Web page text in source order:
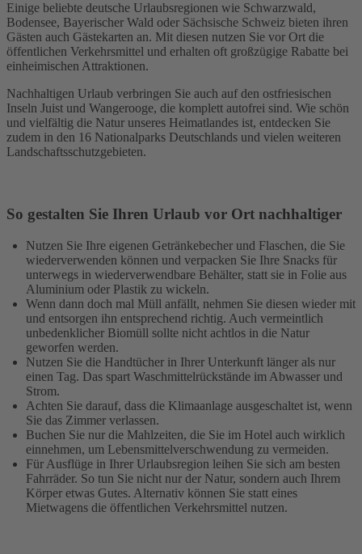
Einige beliebte deutsche Urlaubsregionen wie Schwarzwald,
Bodensee, Bayerischer Wald oder Sächsische Schweiz bieten ihren
Gästen auch Gästekarten an. Mit diesen nutzen Sie vor Ort die
öffentlichen Verkehrsmittel und erhalten oft großzügige Rabatte bei
einheimischen Attraktionen.
Nachhaltigen Urlaub verbringen Sie auch auf den ostfriesischen
Inseln Juist und Wangerooge, die komplett autofrei sind. Wie schön
und vielfältig die Natur unseres Heimatlandes ist, entdecken Sie
zudem in den 16 Nationalparks Deutschlands und vielen weiteren
Landschaftsschutzgebieten.
So gestalten Sie Ihren Urlaub vor Ort nachhaltiger
Nutzen Sie Ihre eigenen Getränkebecher und Flaschen, die Sie
wiederverwenden können und verpacken Sie Ihre Snacks für
unterwegs in wiederverwendbare Behälter, statt sie in Folie aus
Aluminium oder Plastik zu wickeln.
Wenn dann doch mal Müll anfällt, nehmen Sie diesen wieder mit
und entsorgen ihn entsprechend richtig. Auch vermeintlich
unbedenklicher Biomüll sollte nicht achtlos in die Natur
geworfen werden.
Nutzen Sie die Handtücher in Ihrer Unterkunft länger als nur
einen Tag. Das spart Waschmittelrückstände im Abwasser und
Strom.
Achten Sie darauf, dass die Klimaanlage ausgeschaltet ist, wenn
Sie das Zimmer verlassen.
Buchen Sie nur die Mahlzeiten, die Sie im Hotel auch wirklich
einnehmen, um Lebensmittelverschwendung zu vermeiden.
Für Ausflüge in Ihrer Urlaubsregion leihen Sie sich am besten
Fahrräder. So tun Sie nicht nur der Natur, sondern auch Ihrem
Körper etwas Gutes. Alternativ können Sie statt eines
Mietwagens die öffentlichen Verkehrsmittel nutzen.